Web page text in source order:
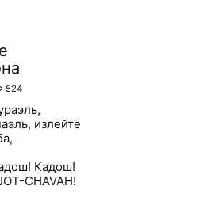
524
излейте
Кадош!
CHAVAH!